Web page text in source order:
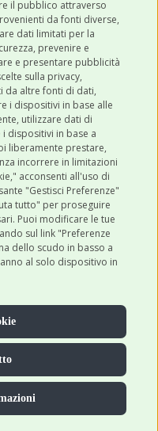
il pubblico attraverso
da fonti diverse,
dati limitati per la
prevenire e
e presentare pubblicità
sulla privacy,
da altre fonti di dati,
i dispositivi in base alle
utilizzare dati di
dispositivi in base a
liberamente prestare,
incorrere in limitazioni
acconsenti all'uso di
"Gestisci Preferenze"
tutto" per proseguire
Puoi modificare le tue
sul link "Preferenze
dello scudo in basso a
al solo dispositivo in
S.r.l